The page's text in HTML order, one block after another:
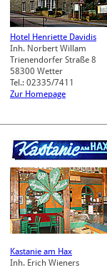
Hotel Henriette Davidis
Inh. Norbert Willam
Trienendorfer Straße 8
58300 Wetter
Tel.: 02335/7411
Zur Homepage
Kastanie am Hax
Inh. Erich Wieners